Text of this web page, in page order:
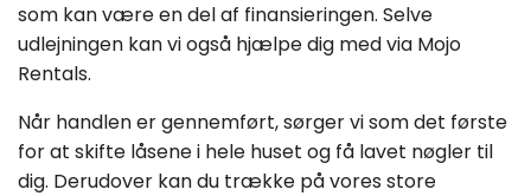
som kan være en del af finansieringen. Selve
udlejningen kan vi også hjælpe dig med via Mojo
Rentals.
Når handlen er gennemført, sørger vi som det første
for at skifte låsene i hele huset og få lavet nøgler til
dig. Derudover kan du trække på vores store